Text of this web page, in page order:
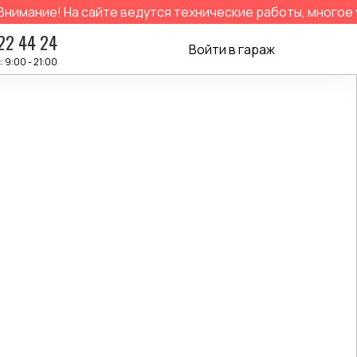
На сайте ведутся технические работы, многое
44 24
9:00 - 21:00
Войти в гараж